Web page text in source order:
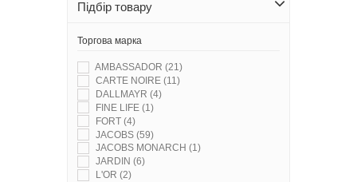
Підбір товару
Торгова марка
AMBASSADOR (21)
CARTE NOIRE (11)
DALLMAYR (4)
FINE LIFE (1)
FORT (4)
JACOBS (59)
JACOBS MONARCH (1)
JARDIN (6)
L'OR (2)